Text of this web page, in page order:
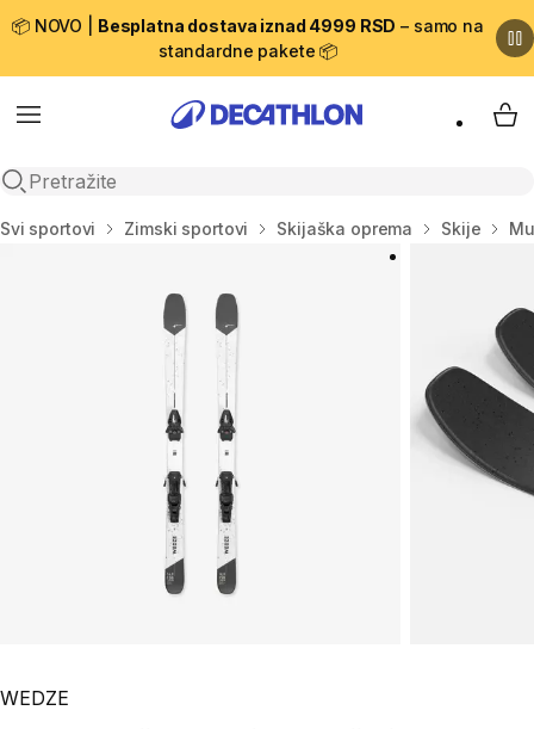
📦 NOVO | Besplatna dostava iznad 4999 RSD – samo na
standardne pakete 📦
Menu
Open search
My
Početna stranica
Svi sportovi Zimski sportovi Skijaška oprema Skije
WEDZE